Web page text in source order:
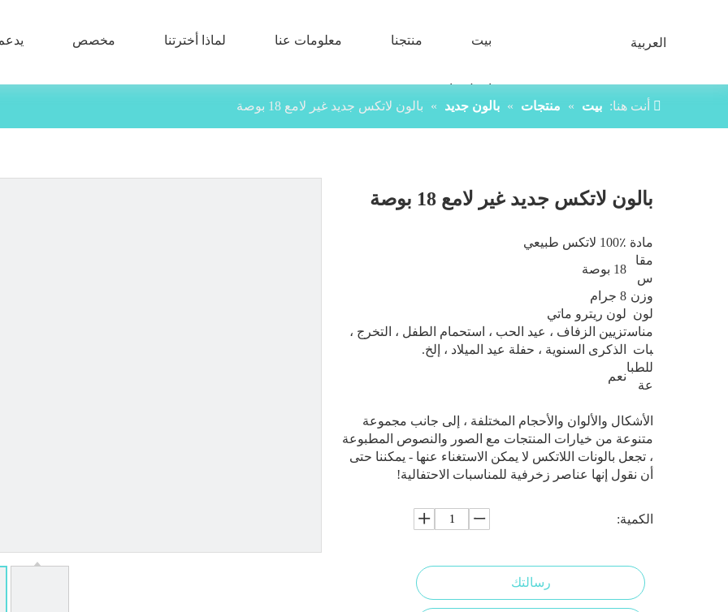
بيت منتجنا معلومات عنا لماذا أخترتنا مخصص
اتصل بنا
العربية
أنت هنا: بيت » منتجات » بالون جديد » بالون لاتكس جديد غير لامع 18 بوصة
بالون لاتكس جديد غير لامع 18 بوصة
مادة 100٪ لاتكس طبيعي
مقا
س
18 بوصة
وزن 8 جرام
لون لون ريترو ماتي
مناس
بات
تزيين الزفاف ، عيد الحب ، استحمام الطفل ، التخرج ،
الذكرى السنوية ، حفلة عيد الميلاد ، إلخ.
للطبا
عة
نعم
الأشكال والألوان والأحجام المختلفة ، إلى جانب مجموعة
متنوعة من خيارات المنتجات مع الصور والنصوص المطبوعة
، تجعل بالونات اللاتكس لا يمكن الاستغناء عنها - يمكننا حتى
أن نقول إنها عناصر زخرفية للمناسبات الاحتفالية!
الكمية:
رسالتك